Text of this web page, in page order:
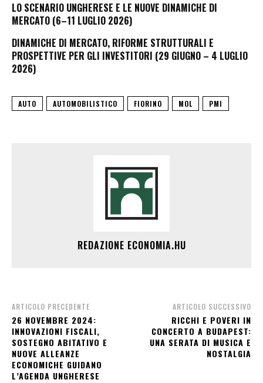
LO SCENARIO UNGHERESE E LE NUOVE DINAMICHE DI
MERCATO (6–11 LUGLIO 2026)
DINAMICHE DI MERCATO, RIFORME STRUTTURALI E
PROSPETTIVE PER GLI INVESTITORI (29 GIUGNO – 4 LUGLIO
2026)
AUTO AUTOMOBILISTICO FIORINO MOL PMI
REDAZIONE ECONOMIA.HU
ARTICOLO PRECEDENTE
26 NOVEMBRE 2024:
INNOVAZIONI FISCALI,
SOSTEGNO ABITATIVO E
NUOVE ALLEANZE
ECONOMICHE GUIDANO
L’AGENDA UNGHERESE
ARTICOLO SUCCESSIVO
RICCHI E POVERI IN
CONCERTO A BUDAPEST:
UNA SERATA DI MUSICA E
NOSTALGIA